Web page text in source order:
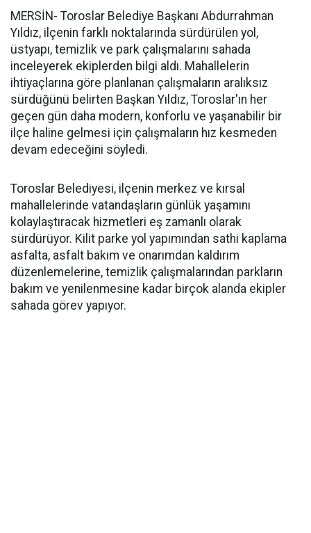
MERSİN- Toroslar Belediye Başkanı Abdurrahman
Yıldız, ilçenin farklı noktalarında sürdürülen yol,
üstyapı, temizlik ve park çalışmalarını sahada
inceleyerek ekiplerden bilgi aldı. Mahallelerin
ihtiyaçlarına göre planlanan çalışmaların aralıksız
sürdüğünü belirten Başkan Yıldız, Toroslar'ın her
geçen gün daha modern, konforlu ve yaşanabilir bir
ilçe haline gelmesi için çalışmaların hız kesmeden
devam edeceğini söyledi.
Toroslar Belediyesi, ilçenin merkez ve kırsal
mahallelerinde vatandaşların günlük yaşamını
kolaylaştıracak hizmetleri eş zamanlı olarak
sürdürüyor. Kilit parke yol yapımından sathi kaplama
asfalta, asfalt bakım ve onarımdan kaldırım
düzenlemelerine, temizlik çalışmalarından parkların
bakım ve yenilenmesine kadar birçok alanda ekipler
sahada görev yapıyor.